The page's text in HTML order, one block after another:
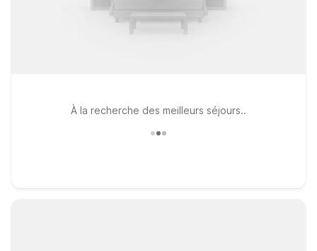
À la recherche des meilleurs séjours..